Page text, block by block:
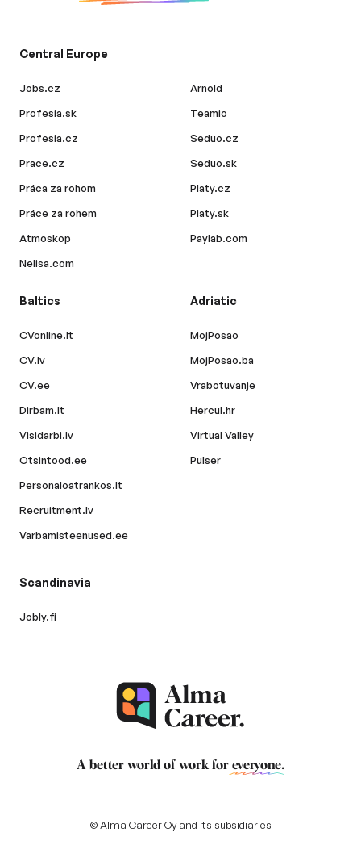
Central Europe
Jobs.cz
Profesia.sk
Profesia.cz
Prace.cz
Práca za rohom
Práce za rohem
Atmoskop
Nelisa.com
Arnold
Teamio
Seduo.cz
Seduo.sk
Platy.cz
Platy.sk
Paylab.com
Baltics
CVonline.lt
CV.lv
CV.ee
Dirbam.lt
Visidarbi.lv
Otsintood.ee
Personaloatrankos.lt
Recruitment.lv
Varbamisteenused.ee
Adriatic
MojPosao
MojPosao.ba
Vrabotuvanje
Hercul.hr
Virtual Valley
Pulser
Scandinavia
Jobly.fi
A better world of work for everyone.
© Alma Career Oy and its subsidiaries